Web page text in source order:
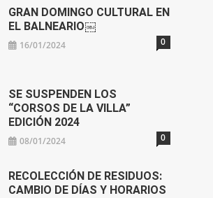
GRAN DOMINGO CULTURAL EN
EL BALNEARIO￼
16/01/2024 0
SE SUSPENDEN LOS
“CORSOS DE LA VILLA”
EDICIÓN 2024
08/01/2024 0
RECOLECCIÓN DE RESIDUOS:
CAMBIO DE DÍAS Y HORARIOS